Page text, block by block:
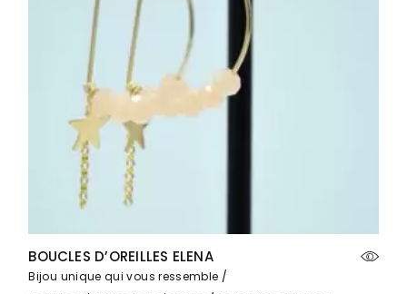
BOUCLES D’OREILLES ELENA
Bijou unique qui vous ressemble